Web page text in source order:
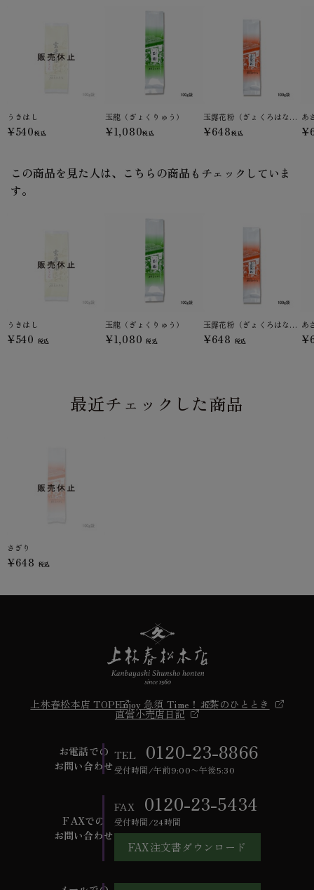
うきはし
¥540税込
玉龍（ぎょくりゅう）
¥1,080税込
玉露花粉（ぎょくろはなこ）
¥648税込
あ
この商品を見た人は、こちらの商品もチェックしていま
す。
うきはし
¥540 税込
玉龍（ぎょくりゅう）
¥1,080 税込
玉露花粉（ぎょくろはなこ）
¥648 税込
あ
最近チェックした商品
さぎり
¥648 税込
上林春松本店 TOPEnjoy 急須 Time！ お茶のひととき
直営小売店日記
お電話での
お問い合わせ
TEL 0120-23-8866
受付時間/午前9:00〜午後5:30
FAXでの
お問い合わせ
FAX 0120-23-5434
受付時間/24時間
FAX注文書ダウンロード